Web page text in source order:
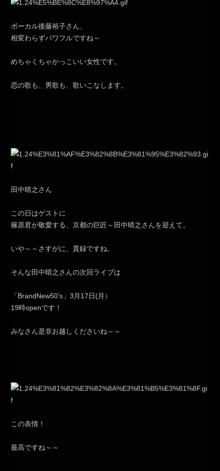
ボーカル後藤裕子さん、
相変わらずパワフルですね～
めちゃくちゃかっこいい女性です。
恋の歌も、男歌も、歌いこなします。
田中晴之さん
この日はゲストに
篠原君が敬愛する、京都の巨匠～田中晴之さんを迎えて。
いや～～さすがに、貫録ですね。
そんな田中晴之さんの次回ライブは
「BrandNew50’s」3月17日(月）
19時openです！
みなさん是非お越しくださいね～～
この表情！
最高ですね～～